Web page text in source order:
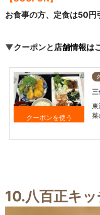
お食事の方、定食は50円
▼クーポンと店舗情報は
東
菜
10.八百正キ